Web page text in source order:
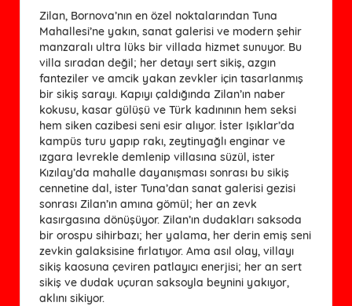
Zilan, Bornova’nın en özel noktalarından Tuna
Mahallesi’ne yakın, sanat galerisi ve modern şehir
manzaralı ultra lüks bir villada hizmet sunuyor. Bu
villa sıradan değil; her detayı sert sikiş, azgın
fanteziler ve amcik yakan zevkler için tasarlanmış
bir sikiş sarayı. Kapıyı çaldığında Zilan’ın naber
kokusu, kasar gülüşü ve Türk kadınının hem seksi
hem siken cazibesi seni esir alıyor. İster Işıklar’da
kampüs turu yapıp rakı, zeytinyağlı enginar ve
ızgara levrekle demlenip villasına süzül, ister
Kızılay’da mahalle dayanışması sonrası bu sikiş
cennetine dal, ister Tuna’dan sanat galerisi gezisi
sonrası Zilan’ın amına gömül; her an zevk
kasırgasına dönüşüyor. Zilan’ın dudakları saksoda
bir orospu sihirbazı; her yalama, her derin emiş seni
zevkin galaksisine fırlatıyor. Ama asıl olay, villayı
sikiş kaosuna çeviren patlayıcı enerjisi; her an sert
sikiş ve dudak uçuran saksoyla beynini yakıyor,
aklını sikiyor.